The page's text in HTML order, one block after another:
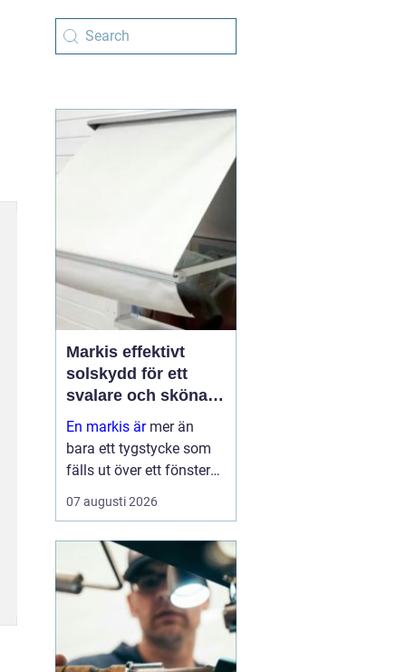
Markis effektivt
solskydd för ett
svalare och skönare
hem
En markis ärmer än
bara ett tygstycke som
fälls ut över ett fönster
eller en altan. Rätt utvalt
solskydd kan sänka
skydda möbler och golv
mot blekning och
samtidigt ge huset et...
07 augusti 2026